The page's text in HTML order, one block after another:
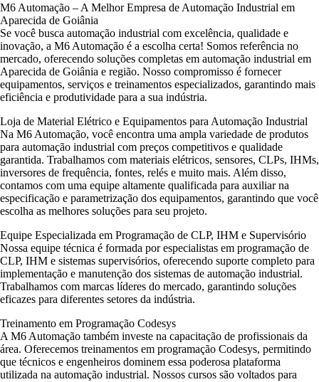
M6 Automação – A Melhor Empresa de Automação Industrial em
Aparecida de Goiânia
Se você busca automação industrial com excelência, qualidade e
inovação, a M6 Automação é a escolha certa! Somos referência no
mercado, oferecendo soluções completas em automação industrial em
Aparecida de Goiânia e região. Nosso compromisso é fornecer
equipamentos, serviços e treinamentos especializados, garantindo mais
eficiência e produtividade para a sua indústria.
Loja de Material Elétrico e Equipamentos para Automação Industrial
Na M6 Automação, você encontra uma ampla variedade de produtos
para automação industrial com preços competitivos e qualidade
garantida. Trabalhamos com materiais elétricos, sensores, CLPs, IHMs,
inversores de frequência, fontes, relés e muito mais. Além disso,
contamos com uma equipe altamente qualificada para auxiliar na
especificação e parametrização dos equipamentos, garantindo que você
escolha as melhores soluções para seu projeto.
Equipe Especializada em Programação de CLP, IHM e Supervisório
Nossa equipe técnica é formada por especialistas em programação de
CLP, IHM e sistemas supervisórios, oferecendo suporte completo para
implementação e manutenção dos sistemas de automação industrial.
Trabalhamos com marcas líderes do mercado, garantindo soluções
eficazes para diferentes setores da indústria.
Treinamento em Programação Codesys
A M6 Automação também investe na capacitação de profissionais da
área. Oferecemos treinamentos em programação Codesys, permitindo
que técnicos e engenheiros dominem essa poderosa plataforma
utilizada na automação industrial. Nossos cursos são voltados para